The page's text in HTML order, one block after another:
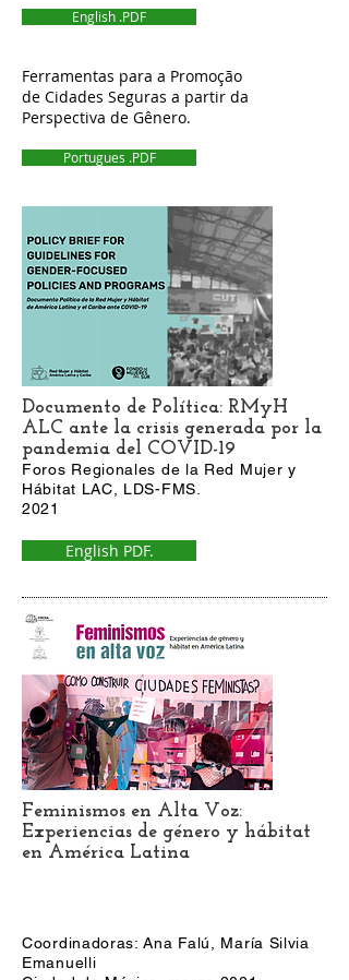
English .PDF
Ferramentas para a Promoção
de Cidades Seguras a partir da
Perspectiva de Gênero.
Portugues .PDF
Documento de Política: RMyH
ALC ante la crisis generada por la
pandemia del COVID-19
Foros Regionales de la Red Mujer y
Hábitat LAC, LDS-FMS.
2021
English PDF.
Feminismos en Alta Voz:
Experiencias de género y hábitat
en América Latina
Coordinadoras: Ana Falú, María Silvia
Emanuelli